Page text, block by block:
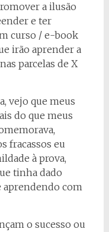
a ilusão
e ter
curso / e-book
irão aprender a
parcelas de X
vejo que meus
do que meus
fracassos eu
à prova,
tinha dado
aprendendo com
o sucesso ou